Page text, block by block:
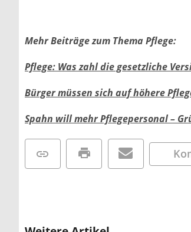
Mehr Beiträge zum Thema Pflege:
Pflege: Was zahl die gesetzliche
Bürger müssen sich auf höhere
Spahn will mehr Pflegepersonal –